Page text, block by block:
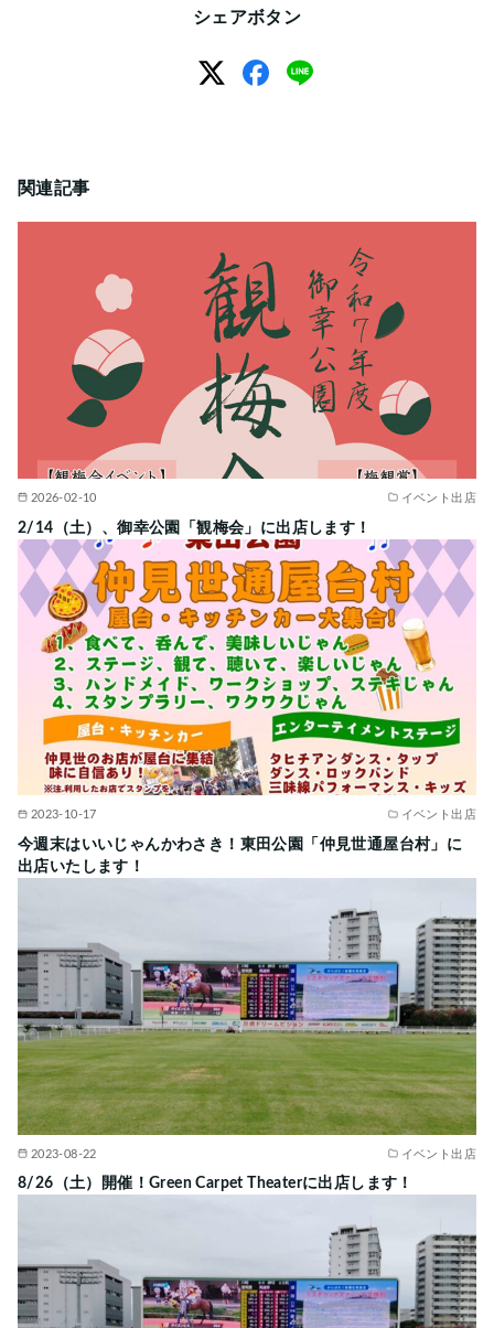
シェアボタン
関連記事
2026-02-10 イベント出店
2/14（土）、御幸公園「観梅会」に出店します！
2023-10-17 イベント出店
今週末はいいじゃんかわさき！東田公園「仲見世通屋台村」に
出店いたします！
2023-08-22 イベント出店
8/26（土）開催！Green Carpet Theaterに出店します！